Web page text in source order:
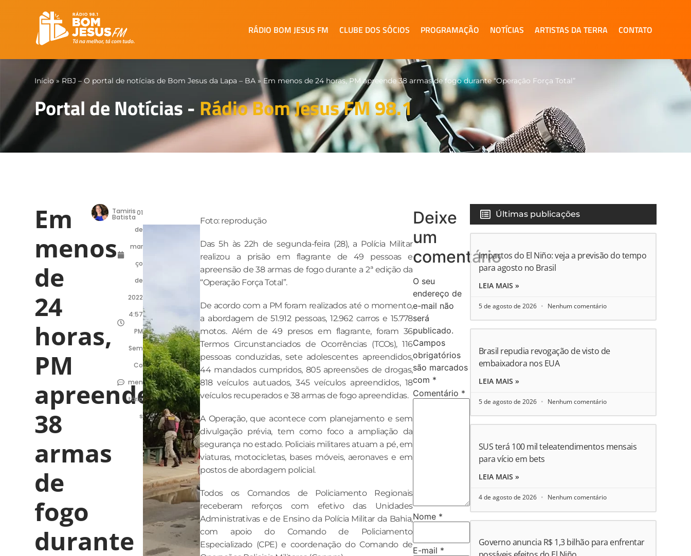
RÁDIO BOM JESUS FM CLUBE DOS SÓCIOS PROGRAMAÇÃO NOTÍCIAS ARTISTAS DA TERRA CONTATO
Início» RBJ – O portal de notícias de Bom Jesus da Lapa – BA »Em menos de 24 horas, PM apreende 38 armas de fogo durante “Operação Força Total”
Portal de Notícias - Rádio Bom Jesus FM 98.1
Em
menos
de
24
horas,
PM
apreende
38
armas
de
fogo
durante
Tamiris
Batista
01
de
mar
ço
de
2022
4:57
PM
Sem
Co
men
tário
s
Foto: reprodução
Das 5h às 22h de segunda-feira (28), a Polícia Militar
realizou a prisão em flagrante de 49 pessoas e
apreensão de 38 armas de fogo durante a 2ª edição da
“Operação Força Total”.
De acordo com a PM foram realizados até o momento,
a abordagem de 51.912 pessoas, 12.962 carros e 15.778
motos. Além de 49 presos em flagrante, foram 36
Termos Circunstanciados de Ocorrências (TCOs), 116
pessoas conduzidas, sete adolescentes apreendidos,
44 mandados cumpridos, 805 apreensões de drogas,
818 veículos autuados, 345 veículos apreendidos, 18
veículos recuperados e 38 armas de fogo apreendidas.
A Operação, que acontece com planejamento e sem
divulgação prévia, tem como foco a ampliação da
segurança no estado. Policiais militares atuam a pé, em
viaturas, motocicletas, bases móveis, aeronaves e em
postos de abordagem policial.
Todos os Comandos de Policiamento Regionais
receberam reforços com efetivo das Unidades
Administrativas e de Ensino da Polícia Militar da Bahia,
com apoio do Comando de Policiamento
Especializado (CPE) e coordenação do Comando de
Deixe
um
comentário
O seu
endereço de
e-mail não
será
publicado.
Campos
obrigatórios
são marcados
com *
Comentário *
Nome *
E-mail *
Últimas publicações
Impactos do El Niño: veja a previsão do tempo
para agosto no Brasil
LEIA MAIS »
5 de agosto de 2026 Nenhum comentário
Brasil repudia revogação de visto de
embaixadora nos EUA
LEIA MAIS »
5 de agosto de 2026 Nenhum comentário
SUS terá 100 mil teleatendimentos mensais
para vício em bets
LEIA MAIS »
4 de agosto de 2026 Nenhum comentário
Governo anuncia R$ 1,3 bilhão para enfrentar